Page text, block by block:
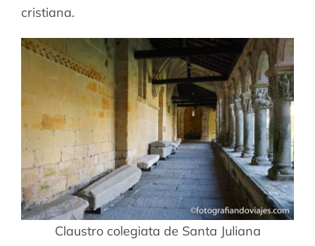
cristiana.
Claustro colegiata de Santa Juliana